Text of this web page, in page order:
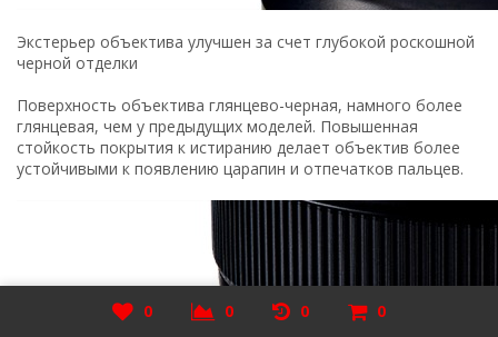
Экстерьер объектива улучшен за счет глубокой роскошной
черной отделки
Поверхность объектива глянцево-черная, намного более
глянцевая, чем у предыдущих моделей. Повышенная
стойкость покрытия к истиранию делает объектив более
устойчивыми к появлению царапин и отпечатков пальцев.
0 0 0 0